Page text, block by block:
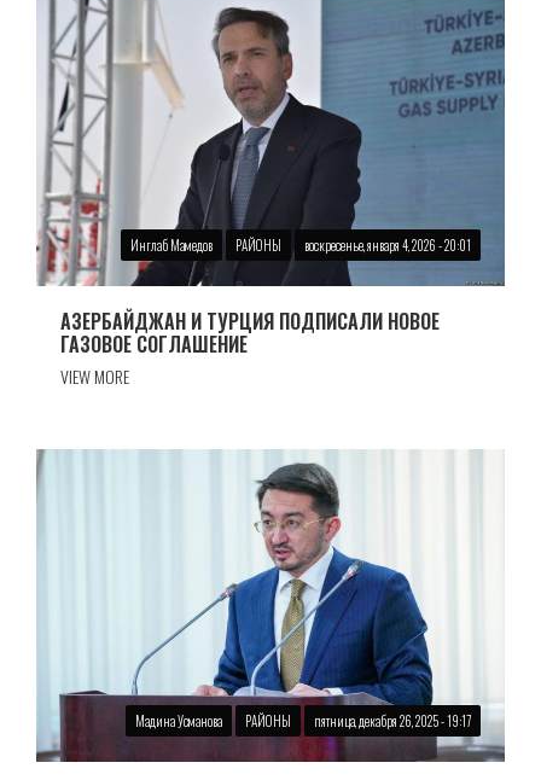
Инглаб Мамедов РАЙОНЫ воскресенье, января 4, 2026 - 20:01
АЗЕРБАЙДЖАН И ТУРЦИЯ ПОДПИСАЛИ НОВОЕ
ГАЗОВОЕ СОГЛАШЕНИЕ
VIEW MORE
Мадина Усманова РАЙОНЫ пятница, декабря 26, 2025 - 19:17